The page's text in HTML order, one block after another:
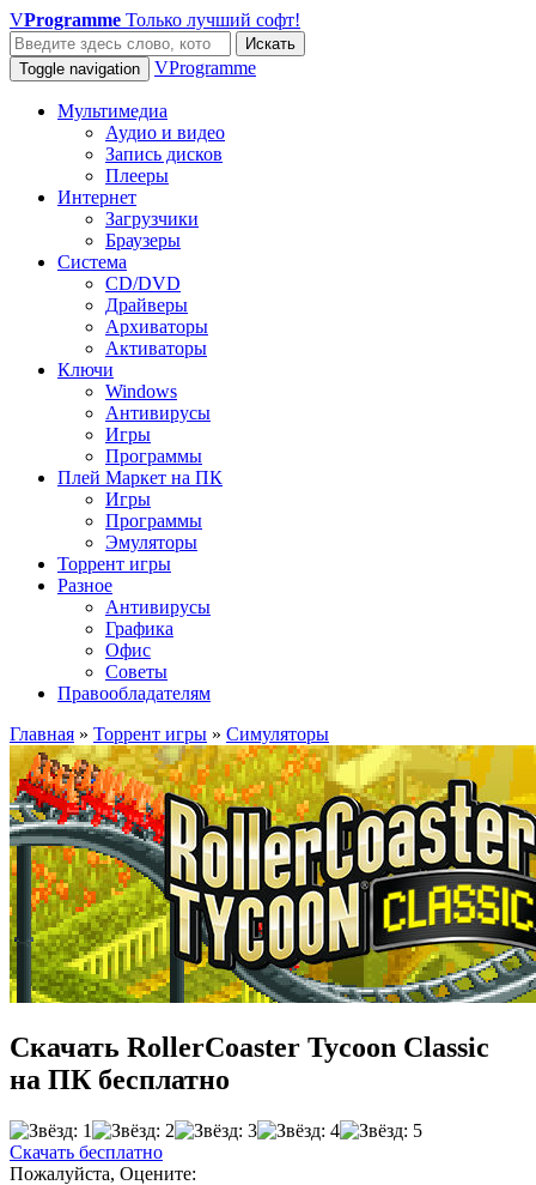
VProgramme Только лучший софт!
Искать
Toggle navigation
VProgramme
Мультимедиа
Аудио и видео
Запись дисков
Плееры
Интернет
Загрузчики
Браузеры
Система
CD/DVD
Драйверы
Архиваторы
Активаторы
Ключи
Windows
Антивирусы
Игры
Программы
Плей Маркет на ПК
Игры
Программы
Эмуляторы
Торрент игры
Разное
Антивирусы
Графика
Офис
Советы
Правообладателям
Главная » Торрент игры » Симуляторы
Скачать RollerCoaster Tycoon Classic
на ПК бесплатно
Скачать бесплатно
Пожалуйста, Оцените: